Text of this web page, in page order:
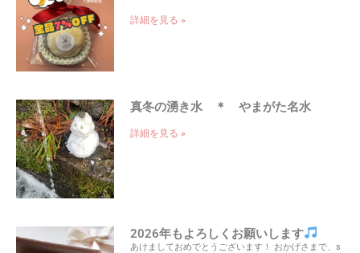
詳細を見る »
真冬の湧き水 ＊ やまがた名水
詳細を見る »
2026年もよろしくお願いします
あけましておめでとうございます！ おかげさまで、s